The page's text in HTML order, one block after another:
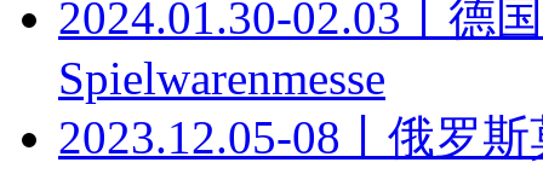
2024.01.30-02.03丨德
Spielwarenmesse
2023.12.05-08丨俄罗